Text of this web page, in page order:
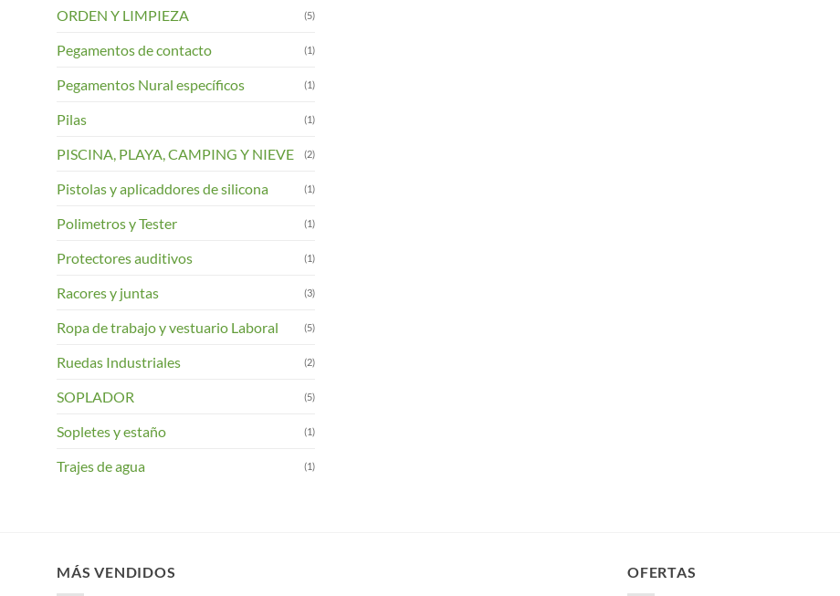
ORDEN Y LIMPIEZA (5)
Pegamentos de contacto (1)
Pegamentos Nural específicos (1)
Pilas (1)
PISCINA, PLAYA, CAMPING Y NIEVE (2)
Pistolas y aplicaddores de silicona (1)
Polimetros y Tester (1)
Protectores auditivos (1)
Racores y juntas (3)
Ropa de trabajo y vestuario Laboral (5)
Ruedas Industriales (2)
SOPLADOR (5)
Sopletes y estaño (1)
Trajes de agua (1)
MÁS VENDIDOS OFERTAS